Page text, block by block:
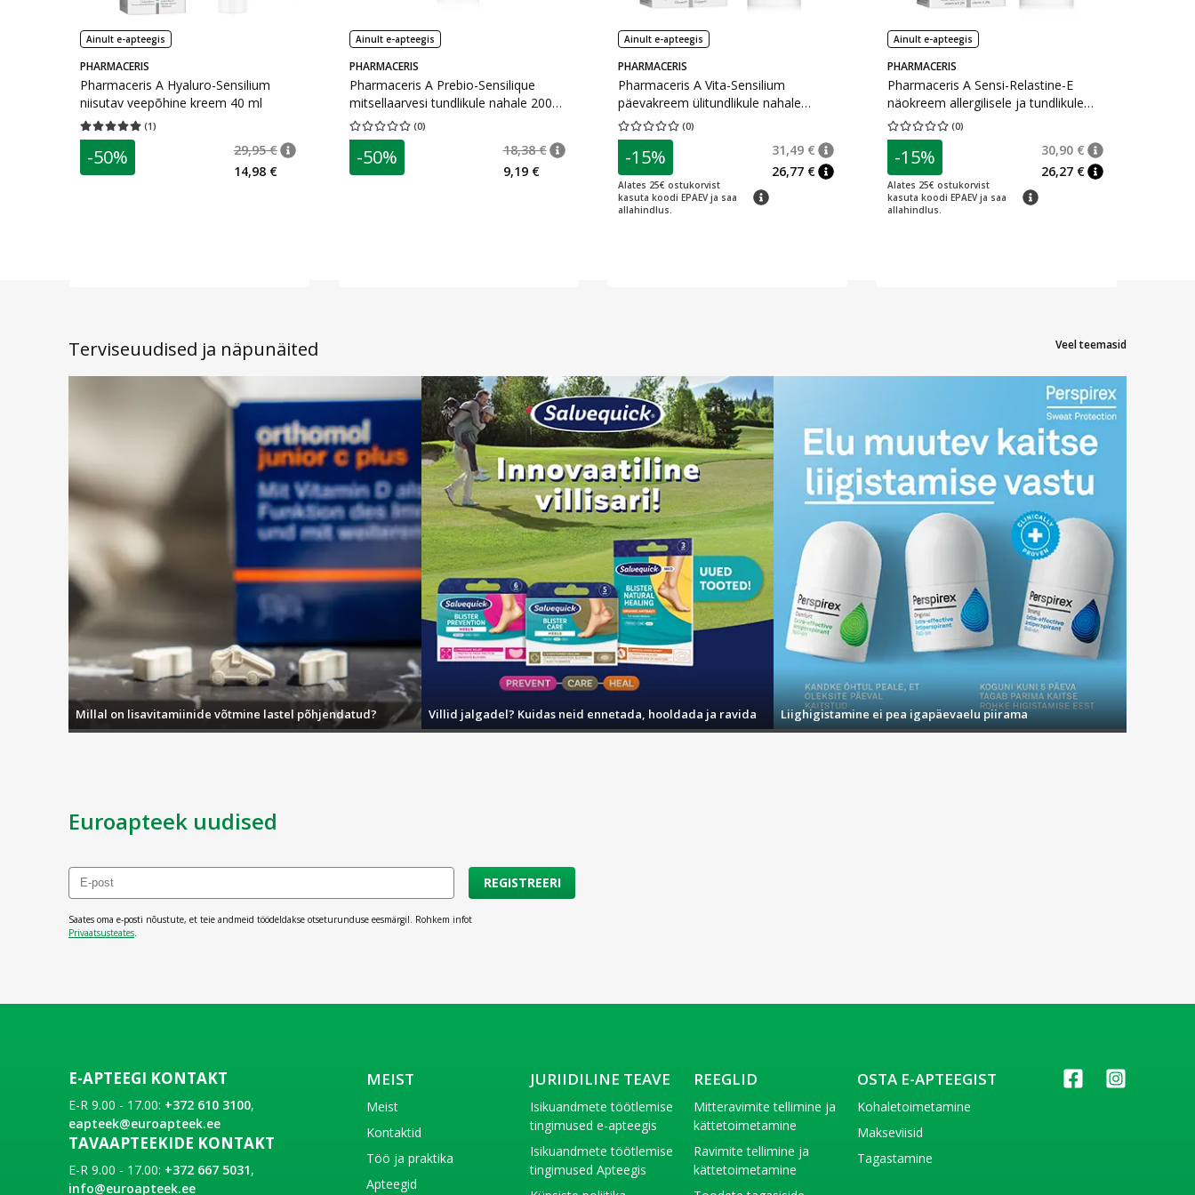
Ainult e-apteegis
PHARMACERIS
Pharmaceris A Hyaluro-Sensilium
niisutav veepõhine kreem 40 ml
(1)
Keskmine hinnang 5.00
-50% 29,95 €
nõuanne
Tavaline hind:29,95 €
14,98 €
Ainult e-apteegis
PHARMACERIS
Pharmaceris A Prebio-Sensilique
mitsellaarvesi tundlikule nahale 200
ml
(0)
Keskmine hinnang 0.00
-50% 18,38 €
nõuanne
Tavaline hind: 18,38 €
9,19 €
Ainult e-apteegis
PHARMACERIS
Pharmaceris A Vita-Sensilium
päevakreem ülitundlikule nahale
SPF20 50 ml
(0)
Keskmine hinnang 0.00
-15%
Alates 25€ ostukorvist
kasuta koodi EPAEV ja saa
allahindlus.
nõuanne
31,49 €
nõuanne
Tavaline hind: 31,49 €
26,77 €
nõuanne
Ainult e-apteegis
PHARMACERIS
Pharmaceris A Sensi-Relastine-E
näokreem allergilisele ja tundlikule
nahale 50 ml
(0)
Keskmine hinnang 0.00
-15%
Alates 25€ ostukorvist
kasuta koodi EPAEV ja saa
allahindlus.
nõuanne
30,90 €
nõuanne
Tavaline hind
26,27 €
nõuanne
Terviseuudised ja näpunäited Veel teemasid
Millal on lisavitamiinide võtmine lastel põhjendatud? Villid jalgadel? Kuidas neid ennetada, hooldada ja ravida Liighigistamine ei pea igapäevaelu piirama
Euroapteek uudised
REGISTREERI
Saates oma e-posti nõustute, et teie andmeid töödeldakse otseturunduse eesmärgil. Rohkem infot
Privaatsusteates
E-APTEEGI KONTAKT
E-R 9.00 - 17.00: +372 610 3100,
eapteek@euroapteek.ee
TAVAAPTEEKIDE KONTAKT
E-R 9.00 - 17.00: +372 667 5031,
info@euroapteek.ee
MEIST
Meist
Kontaktid
Töö ja praktika
Apteegid
JURIIDILINE TEAVE
Isikuandmete töötlemise
tingimused e-apteegis
Isikuandmete töötlemise
tingimused Apteegis
REEGLID
Mitteravimite tellimine ja
kättetoimetamine
Ravimite tellimine ja
kättetoimetamine
OSTA E-APTEEGIST
Kohaletoimetamine
Makseviisid
Tagastamine